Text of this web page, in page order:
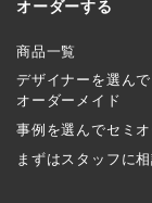
オーダーする
商品一覧
デザイナーを選んで
オーダーメイド
事例を選んでセミ
まずはスタッフに相